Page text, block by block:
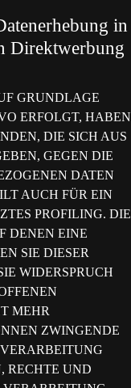
in
Direktwerbung
GRUNDLAGE
ERFOLGT, HABEN
DIE SICH AUS
GEGEN DIE
DATEN
AUCH FÜR EIN
PROFILING. DIE
DENEN EINE
SIE DIESER
WIDERSPRUCH
MEHR
ZWINGENDE
RECHTE UND